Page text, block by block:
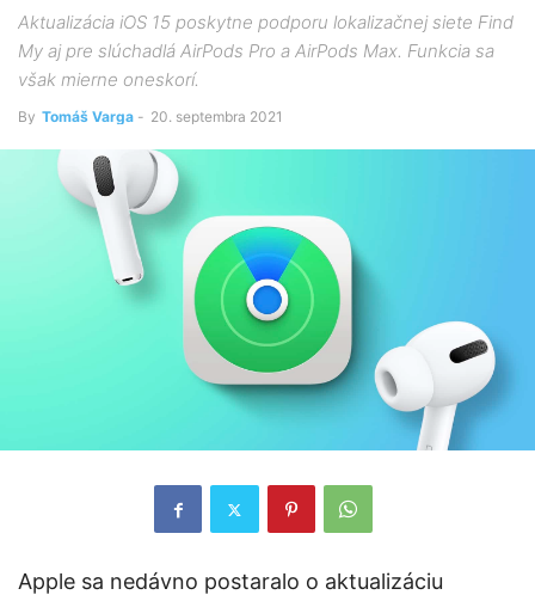
Aktualizácia iOS 15 poskytne podporu lokalizačnej siete Find
My aj pre slúchadlá AirPods Pro a AirPods Max. Funkcia sa
však mierne oneskorí.
By Tomáš Varga - 20. septembra 2021
Apple sa nedávno postaralo o aktualizáciu